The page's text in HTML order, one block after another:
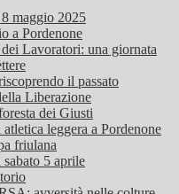
maggio 2025
a Pordenone
Lavoratori: una giornata
il passato
Liberazione
dei Giusti
leggera a Pordenone
friulana
5 aprile